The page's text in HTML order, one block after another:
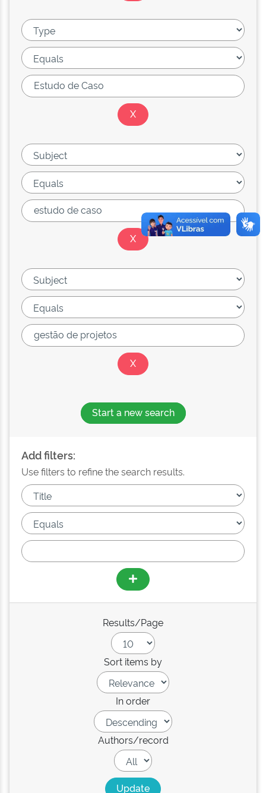
Start a new search
Add filters:
Use filters to refine the search results.
Results/Page
Sort items by
In order
Authors/record